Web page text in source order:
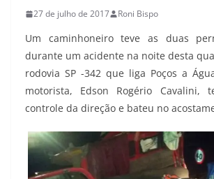
27 de julho de 2017 Roni Bispo
Um caminhoneiro teve as duas
durante um acidente na noite desta
rodovia SP -342 que liga Poços a
motorista, Edson Rogério Cavalini,
controle da direção e bateu no